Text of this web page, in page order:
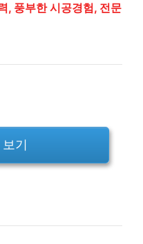
, 풍부한 시공경험, 전문
기